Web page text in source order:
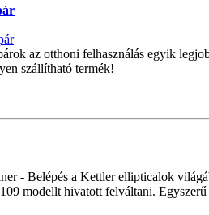
az otthoni felhasználás egyik
szállítható termék!
- Belépés a Kettler ellipticalok
modellt hivatott felváltani.